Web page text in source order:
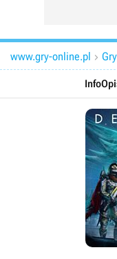
www.gry-online.pl  Gry
Info